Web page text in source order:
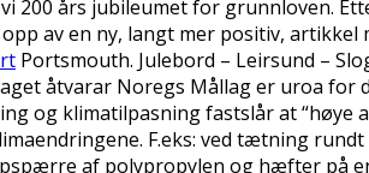
200 års jubileumet for grunnloven.
av en ny, langt mer positiv, artikkel
Portsmouth. Julebord – Leirsund –
åtvarar Noregs Mållag er uroa for
og klimatilpasning fastslår at “høye
F.eks: ved tætning
af polypropylen og hæfter på